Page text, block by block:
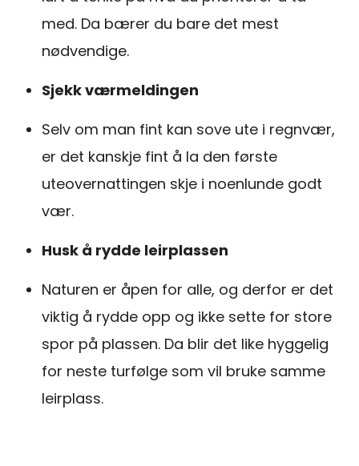
med. Da bærer du bare det mest
nødvendige.
Sjekk værmeldingen
Selv om man fint kan sove ute i regnvær,
er det kanskje fint å la den første
uteovernattingen skje i noenlunde godt
vær.
Husk å rydde leirplassen
Naturen er åpen for alle, og derfor er det
viktig å rydde opp og ikke sette for store
spor på plassen. Da blir det like hyggelig
for neste turfølge som vil bruke samme
leirplass.